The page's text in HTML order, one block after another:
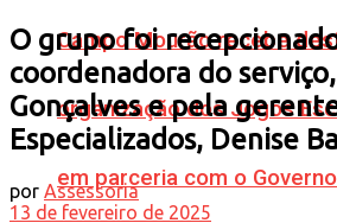
Campo Mourão recebe
organização dos Jogos
em parceria com o
O grupo foi
coordenadora do
Gonçalves e pela
Especializados, Denise
por Assessoria
13 de fevereiro de 2025